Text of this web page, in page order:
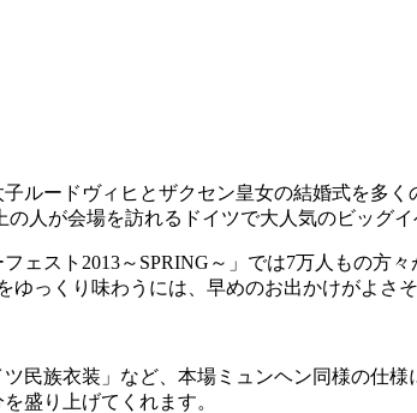
ルードヴィヒとザクセン皇女の結婚式を多く
人が会場を訪れるドイツで大人気のビッグイ
ェスト2013～SPRING～」では7万人もの方
っくり味わうには、早めのお出かけがよさそ
族衣装」など、本場ミュンヘン同様の仕様
盛り上げてくれます。